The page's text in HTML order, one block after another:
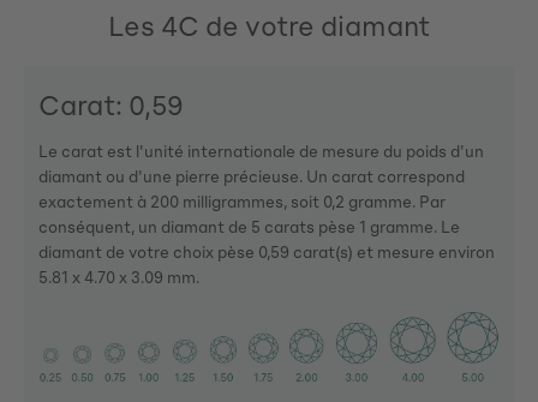
Les 4C de votre diamant
Carat: 0,59
Le carat est l'unité internationale de mesure du poids d'un
diamant ou d'une pierre précieuse. Un carat correspond
exactement à 200 milligrammes, soit 0,2 gramme. Par
conséquent, un diamant de 5 carats pèse 1 gramme. Le
diamant de votre choix pèse 0,59 carat(s) et mesure environ
5.81 x 4.70 x 3.09 mm.